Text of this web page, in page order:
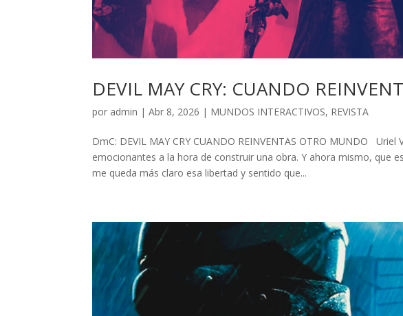
DEVIL MAY CRY: CUANDO
por admin | Abr 8, 2026 | MUNDOS INTERACTIVOS, REVISTA
DmC: DEVIL MAY CRY CUANDO REINVENTAS OTRO MUNDO
emocionantes a la hora de construir una obra. Y ahora mismo, que
me queda más claro esa libertad y sentido que...